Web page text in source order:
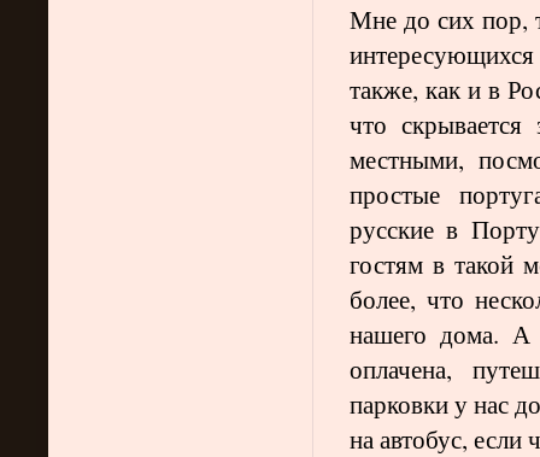
Мне до сих пор,
также, как и в
что
местными,
простые
русские в
гостям в такой
более, что
нашего дома. А
оплачена,
парковки у нас
на автобус, если